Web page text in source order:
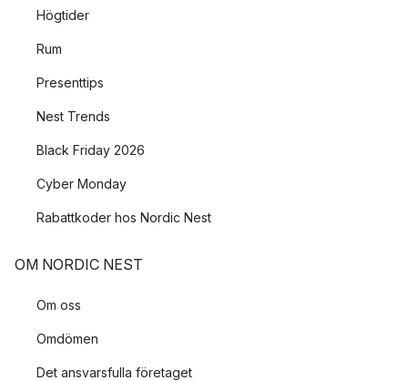
Högtider
Rum
Presenttips
Nest Trends
Black Friday 2026
Cyber Monday
Rabattkoder hos Nordic Nest
OM NORDIC NEST
Om oss
Omdömen
Det ansvarsfulla företaget